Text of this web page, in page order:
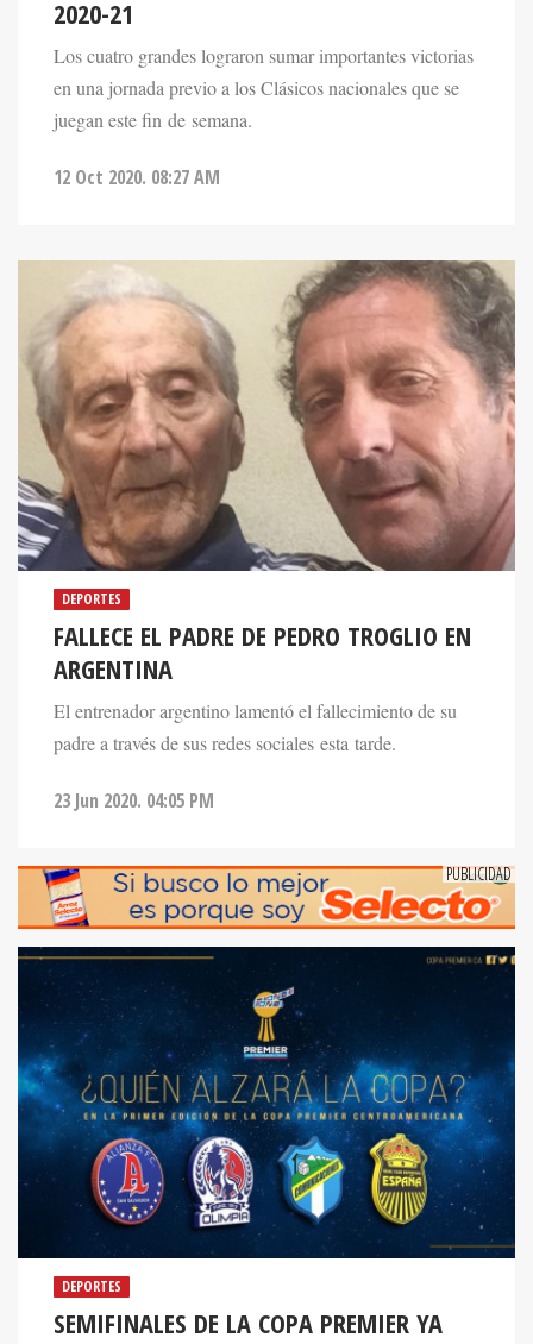
2020-21
Los cuatro grandes lograron sumar importantes victorias
en una jornada previo a los Clásicos nacionales que se
juegan este fin de semana.
12 Oct 2020. 08:27 AM
DEPORTES
FALLECE EL PADRE DE PEDRO TROGLIO EN
ARGENTINA
El entrenador argentino lamentó el fallecimiento de su
padre a través de sus redes sociales esta tarde.
23 Jun 2020. 04:05 PM
SEMIFINALES DE LA COPA PREMIER YA
TIENEN FECHA Y HORA